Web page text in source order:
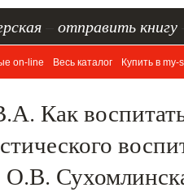
отправить книгу
on-line Весь каталог Купить в my-
Как
О.В.